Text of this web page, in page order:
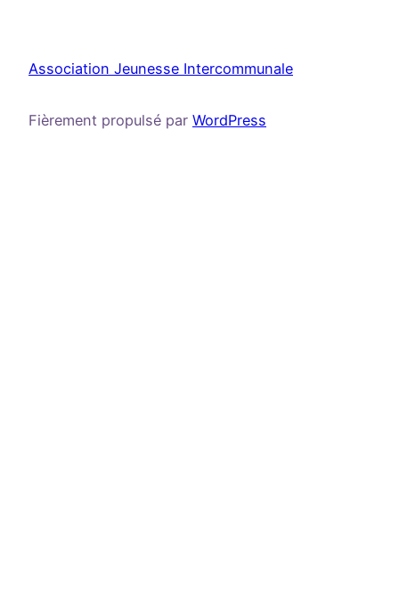
Association Jeunesse Intercommunale
Fièrement propulsé par WordPress